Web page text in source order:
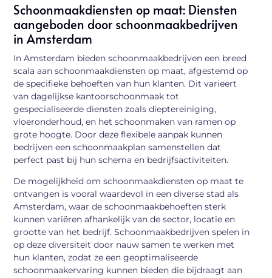
Schoonmaakdiensten op maat: Diensten
aangeboden door schoonmaakbedrijven
in Amsterdam
In Amsterdam bieden schoonmaakbedrijven een breed
scala aan schoonmaakdiensten op maat, afgestemd op
de specifieke behoeften van hun klanten. Dit varieert
van dagelijkse kantoorschoonmaak tot
gespecialiseerde diensten zoals dieptereiniging,
vloeronderhoud, en het schoonmaken van ramen op
grote hoogte. Door deze flexibele aanpak kunnen
bedrijven een schoonmaakplan samenstellen dat
perfect past bij hun schema en bedrijfsactiviteiten.
De mogelijkheid om schoonmaakdiensten op maat te
ontvangen is vooral waardevol in een diverse stad als
Amsterdam, waar de schoonmaakbehoeften sterk
kunnen variëren afhankelijk van de sector, locatie en
grootte van het bedrijf. Schoonmaakbedrijven spelen in
op deze diversiteit door nauw samen te werken met
hun klanten, zodat ze een geoptimaliseerde
schoonmaakervaring kunnen bieden die bijdraagt aan